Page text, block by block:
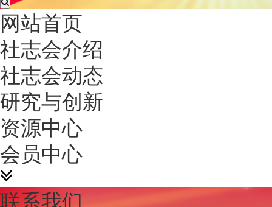
网站首页
社志会介绍
社志会动态
研究与创新
资源中心
会员中心
联系我们